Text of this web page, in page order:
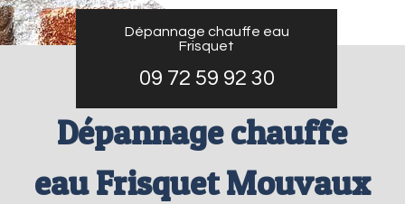
Dépannage chauffe eau
Frisquet
09 72 59 92 30
Dépannage chauffe
eau Frisquet Mouvaux